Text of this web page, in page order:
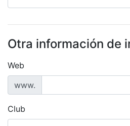
Otra información de
Web
www.
Club